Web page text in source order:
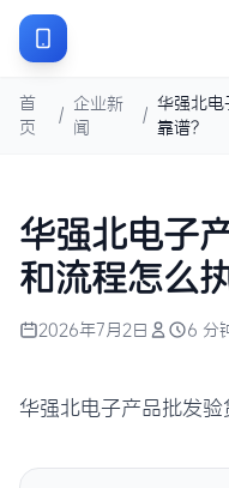
首
页
/
企业新
闻
/
华强北电
靠谱？
华强北电子
和流程怎么
2026年7月2日 6 分
华强北电子产品批发验